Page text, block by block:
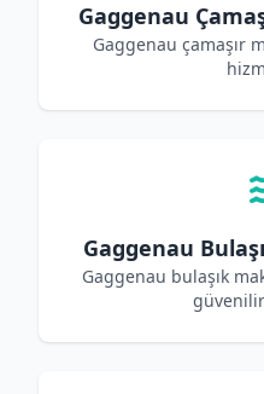
Gaggenau
Gaggenau çamaşır
Gaggenau
Gaggenau bulaşık